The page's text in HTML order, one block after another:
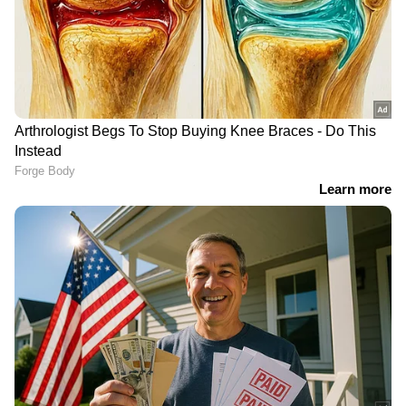
വിഴിഞ്ഞം ഓഹരി
കൈമാറ്റം: അദാനി
വിഷയത്തില്‍
കോണ്‍ഗ്രസില്‍ ഭിന്നത,
കടുത്ത നടപടി
വേണമെന്ന് കെ സി പക്ഷം
അറബിക്കടലിൽ ന്യൂനമർദ്ദ
പാത്തി, ബംഗാൾ
ഉൾക്കടലിൽ
ന്യൂനമർദ്ദവും; അടുത്ത 3
ശക്തമായ കാറ്റും